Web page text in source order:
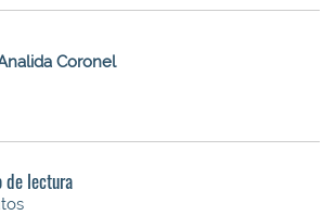
Coronel
de lectura